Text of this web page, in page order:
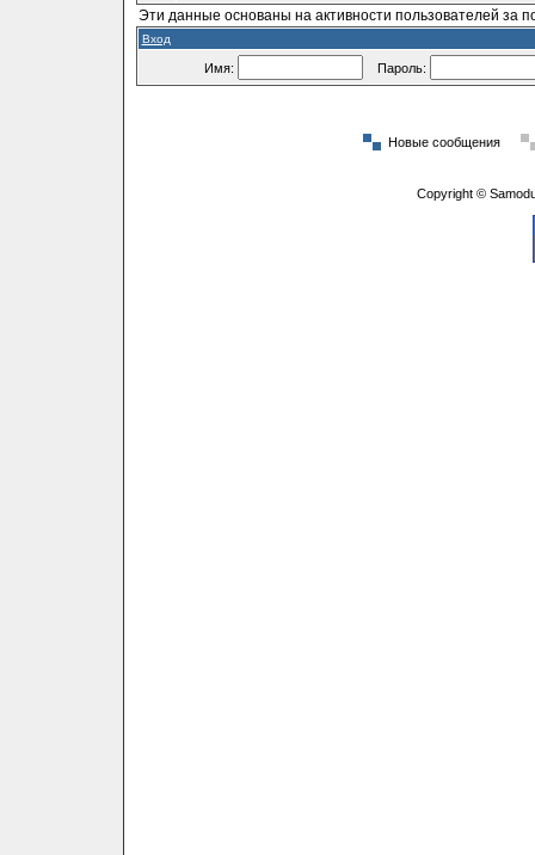
Эти данные основаны на активности пользователей за
Вход
Имя: Пароль:
Новые сообщения
Copyright ©